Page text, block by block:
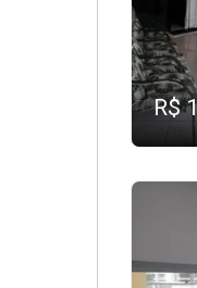
R$